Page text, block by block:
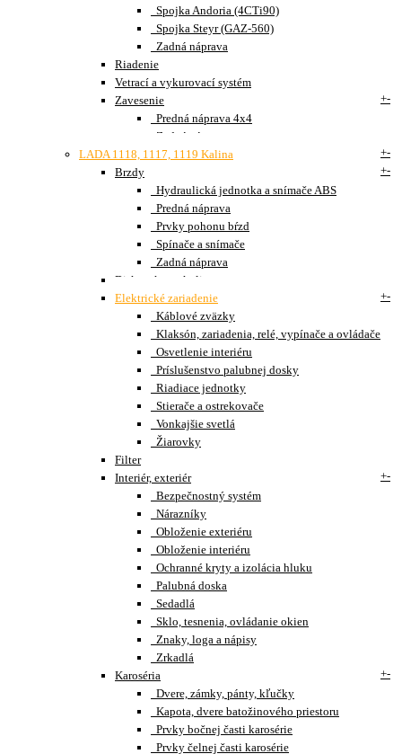
Spojka Andoria (4CTi90)
Spojka Steyr (GAZ-560)
Zadná náprava
Riadenie
Vetrací a vykurovací systém
Zavesenie
+-
Predná náprava 4x4
Zadná náprava
LADA 1118, 1117, 1119 Kalina
+-
Brzdy
+-
Hydraulická jednotka a snímače ABS
Predná náprava
Prvky pohonu bŕzd
Spínače a snímače
Zadná náprava
Disky a kryty kolies
Elektrické zariadenie
+-
Káblové zväzky
Klaksón, zariadenia, relé, vypínače a ovládače
Osvetlenie interiéru
Príslušenstvo palubnej dosky
Riadiace jednotky
Stierače a ostrekovače
Vonkajšie svetlá
Žiarovky
Filter
Interiér, exteriér
+-
Bezpečnostný systém
Nárazníky
Obloženie exteriéru
Obloženie interiéru
Ochranné kryty a izolácia hluku
Palubná doska
Sedadlá
Sklo, tesnenia, ovládanie okien
Znaky, loga a nápisy
Zrkadlá
Karoséria
+-
Dvere, zámky, pánty, kľučky
Kapota, dvere batožinového priestoru
Prvky bočnej časti karosérie
Prvky čelnej časti karosérie